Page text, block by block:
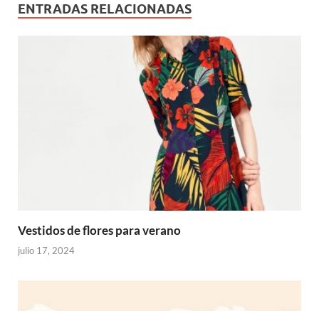
ENTRADAS RELACIONADAS
Vestidos de flores para verano
julio 17, 2024